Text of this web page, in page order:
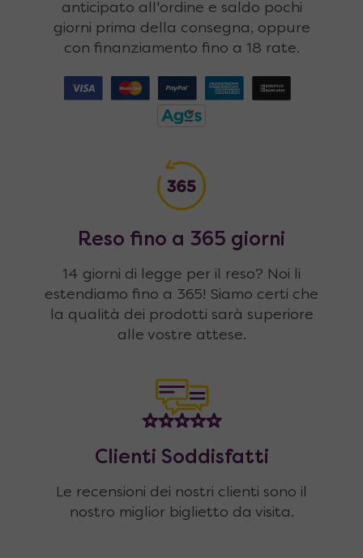
anticipato all'ordine e saldo pochi
giorni prima della consegna, oppure
con finanziamento fino a 18 rate.
Reso fino a 365 giorni
14 giorni di legge per il reso? Noi li
estendiamo fino a 365! Siamo certi che
la qualità dei prodotti sarà superiore
alle vostre attese.
Clienti Soddisfatti
Le recensioni dei nostri clienti sono il
nostro miglior biglietto da visita.